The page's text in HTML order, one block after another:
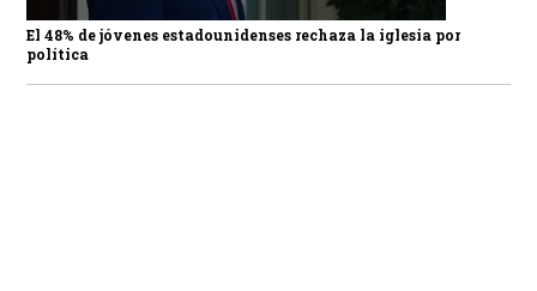
El 48% de jóvenes estadounidenses rechaza la iglesia por
política